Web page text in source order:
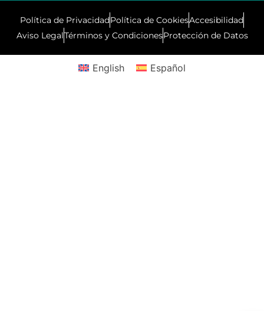
Política de PrivacidadPolítica de CookiesAccesibilidad
Aviso LegalTérminos y CondicionesProtección de Datos
English Español